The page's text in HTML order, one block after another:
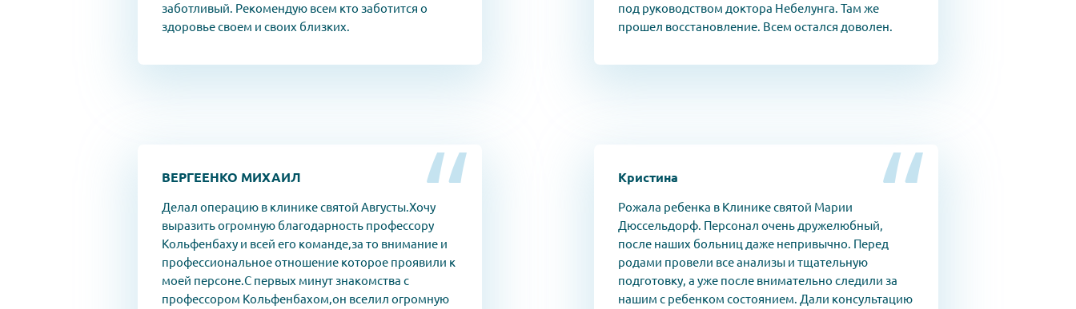
заботливый. Рекомендую всем кто заботится о
здоровье своем и своих близких.
под руководством доктора Небелунга. Там же
прошел восстановление. Всем остался доволен.
ВЕРГЕЕНКО МИХАИЛ
Делал операцию в клинике святой Августы.Хочу
выразить огромную благодарность профессору
Кольфенбаху и всей его команде,за то внимание и
профессиональное отношение которое проявили к
моей персоне.С первых минут знакомства с
профессором Кольфенбахом,он вселил огромную
Кристина
Рожала ребенка в Клинике святой Марии
Дюссельдорф. Персонал очень дружелюбный,
после наших больниц даже непривычно. Перед
родами провели все анализы и тщательную
подготовку, а уже после внимательно следили за
нашим с ребенком состоянием. Дали консультацию